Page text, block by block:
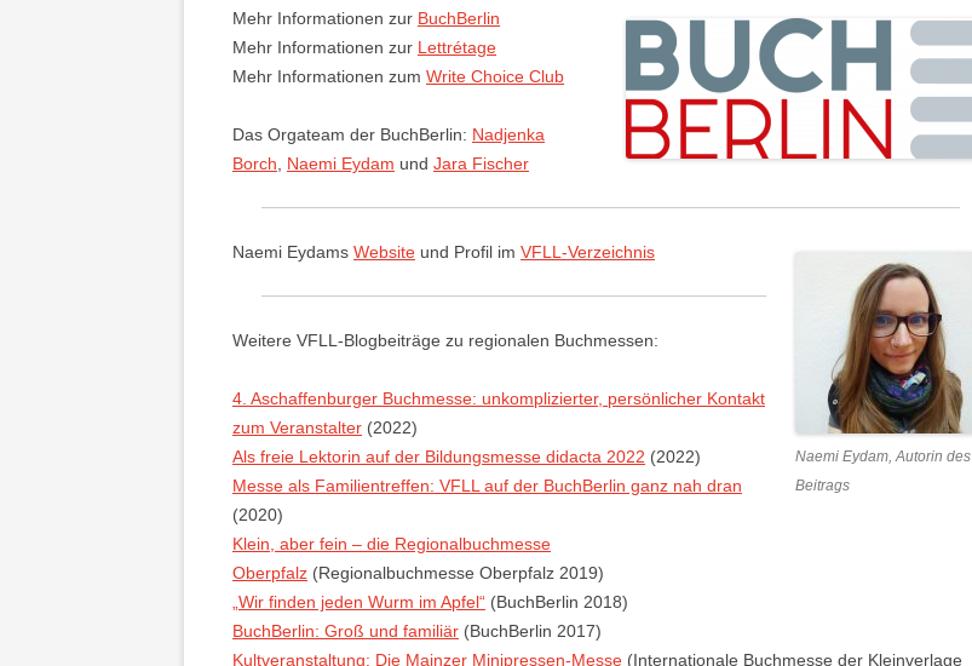
Mehr Informationen zur BuchBerlin
Mehr Informationen zur Lettrétage
Mehr Informationen zum Write Choice Club
Das Orgateam der BuchBerlin: Nadjenka
Borch
Naemi Eydam und Jara Fischer
Naemi Eydam, Autorin des
Beitrags
Naemi Eydams Website und Profil im VFLL-Verzeichnis
Weitere VFLL-Blogbeiträge zu regionalen Buchmessen:
4. Aschaffenburger Buchmesse: unkomplizierter, persönlicher Kontakt
zum Veranstalter (2022)
Als freie Lektorin auf der Bildungsmesse didacta 2022 (2022)
Messe als Familientreffen: VFLL auf der BuchBerlin ganz nah dran
(2020)
Klein, aber fein – die Regionalbuchmesse
Oberpfalz (Regionalbuchmesse Oberpfalz 2019)
„Wir finden jeden Wurm im Apfel“ (BuchBerlin 2018)
BuchBerlin: Groß und familiär (BuchBerlin 2017)
Kultveranstaltung: Die Mainzer Minipressen-Messe (Internationale Buchmesse der Kleinverlage